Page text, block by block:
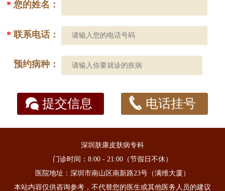
*您的姓名：
*联系电话：
预约病种：
提交信息 电话挂号
深圳肤康皮肤病专科
门诊时间：8:00 - 21:00（节假日不休）
医院地址：深圳市南山区南新路23号（满维大厦）
本站内容仅供咨询参考，不代替您的医生或其他医务人员的建议